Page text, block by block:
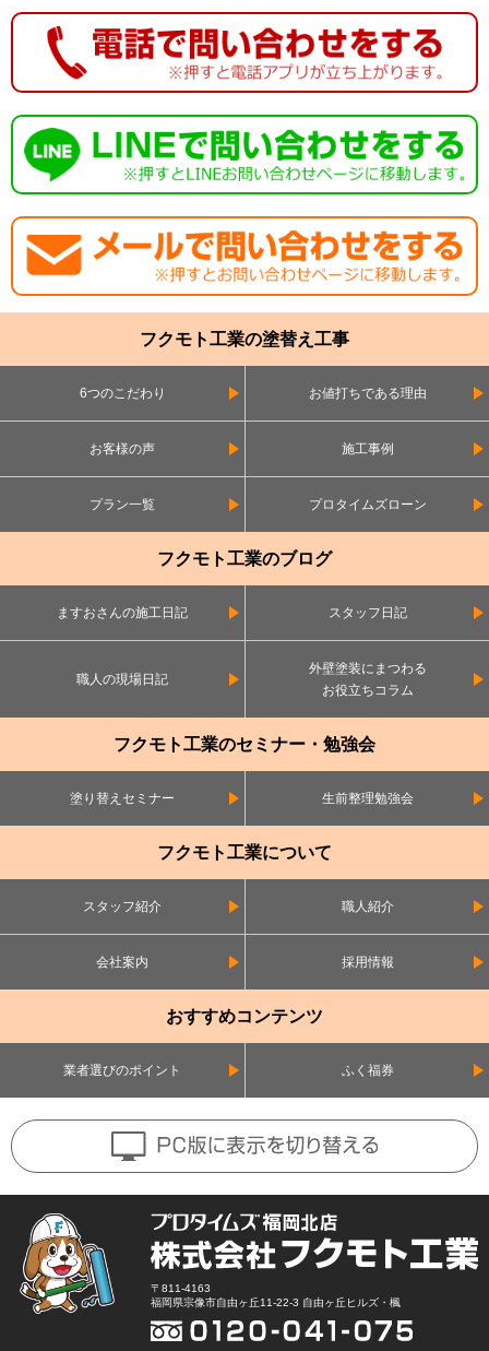
フクモト工業の塗替え工事
6つのこだわり お値打ちである理由
お客様の声 施工事例
プラン一覧 プロタイムズローン
フクモト工業のブログ
ますおさんの施工日記 スタッフ日記
職人の現場日記
外壁塗装にまつわる
お役立ちコラム
フクモト工業のセミナー・勉強会
塗り替えセミナー 生前整理勉強会
フクモト工業について
スタッフ紹介 職人紹介
会社案内 採用情報
おすすめコンテンツ
業者選びのポイント ふく福券
〒811-4163
福岡県宗像市自由ヶ丘11-22-3 自由ヶ丘ヒルズ・楓